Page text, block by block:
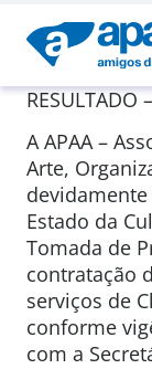
RESULTADO
A APAA –
Arte,
Estado da
Tomada de
contratação
serviços de
conforme
com a